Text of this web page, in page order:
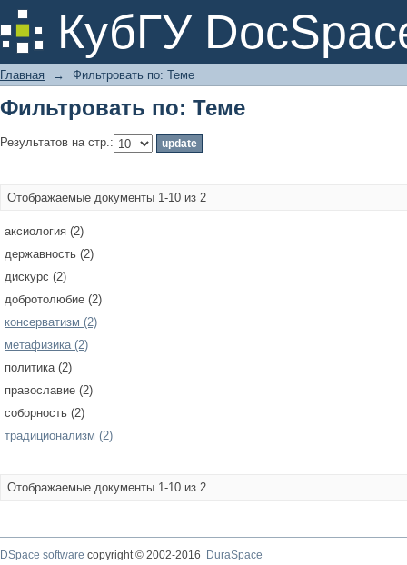
КубГУ
Фильтровать по: Теме
Главная → Фильтровать по: Теме
Фильтровать по: Теме
Результатов на стр.:
Отображаемые документы 1-10 из 2
аксиология (2)
державность (2)
дискурс (2)
добротолюбие (2)
консерватизм (2)
метафизика (2)
политика (2)
православие (2)
соборность (2)
традиционализм (2)
Отображаемые документы 1-10 из 2
DSpace software copyright © 2002-2016
DuraSpace